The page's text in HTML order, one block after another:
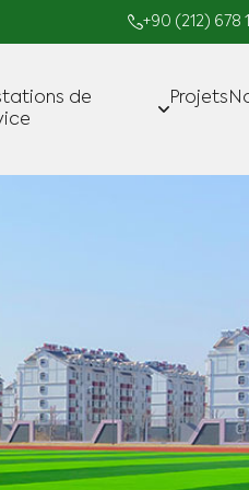
+90 (212) 678
de
Projets clé
Projets